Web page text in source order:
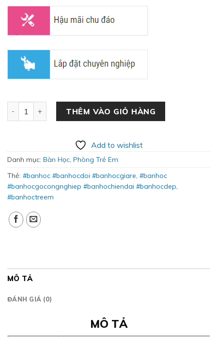
Bàn Học Đôi Trẻ Em Hiện Đại BH-39 số lượng
THÊM VÀO GIỎ HÀNG
Add to wishlist
Danh mục: Bàn Học, Phòng Trẻ Em
Thẻ: #banhoc #banhocdoi #banhocgiare, #banhoc
#banhocgocongnghiep #banhochiendai #banhocdep,
#banhoctreem
MÔ TẢ
ĐÁNH GIÁ (0)
MÔ TẢ